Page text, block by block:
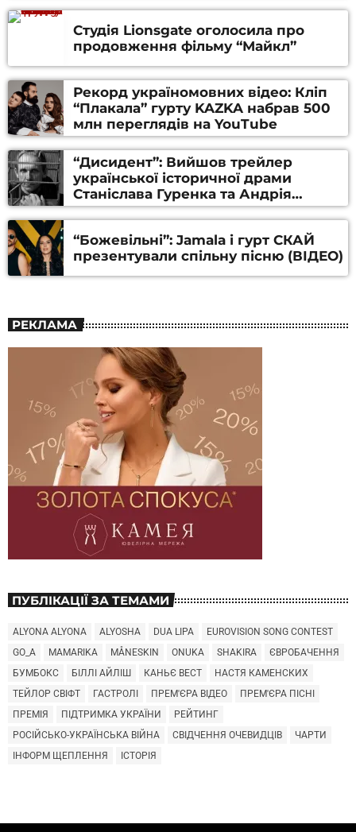
Студія Lionsgate оголосила про
продовження фільму “Майкл”
Рекорд україномовних відео: Кліп
“Плакала” гурту KAZKA набрав 500
млн переглядів на YouTube
“Дисидент”: Вийшов трейлер
української історичної драми
Станіслава Гуренка та Андрія
Алфьорова (ВІДЕО)
“Божевільні”: Jamala і гурт СКАЙ
презентували спільну пісню (ВІДЕО)
РЕКЛАМА
ПУБЛІКАЦІЇ ЗА ТЕМАМИ
ALYONA ALYONA ALYOSHA DUA LIPA
EUROVISION SONG CONTEST
GO_A
MAMARIKA MÅNESKIN ONUKA SHAKIRA
ЄВРОБАЧЕННЯ
БУМБОКС
БІЛЛІ АЙЛІШ КАНЬЄ ВЕСТ
НАСТЯ КАМЕНСКИХ
ТЕЙЛОР СВІФТ
ГАСТРОЛІ ПРЕМ'ЄРА ВІДЕО
ПРЕМ'ЄРА ПІСНІ
ПРЕМІЯ
ПІДТРИМКА УКРАЇНИ
РЕЙТИНГ
РОСІЙСЬКО-УКРАЇНСЬКА ВІЙНА
СВІДЧЕННЯ ОЧЕВИДЦІВ
ЧАРТИ
ІНФОРМ ЩЕПЛЕННЯ
ІСТОРІЯ